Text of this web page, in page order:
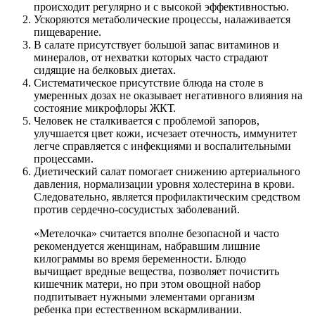
происходит регулярно и с высокой эффективностью.
Ускоряются метаболические процессы, налаживается
пищеварение.
В салате присутствует большой запас витаминов и
минералов, от нехватки которых часто страдают
сидящие на белковых диетах.
Систематическое присутствие блюда на столе в
умеренных дозах не оказывает негативного влияния на
состояние микрофлоры ЖКТ.
Человек не сталкивается с проблемой запоров,
улучшается цвет кожи, исчезает отечность, иммунитет
легче справляется с инфекциями и воспалительными
процессами.
Диетический салат помогает снижению артериального
давления, нормализации уровня холестерина в крови.
Следовательно, является профилактическим средством
против сердечно-сосудистых заболеваний.
«Метелочка» считается вполне безопасной и часто
рекомендуется женщинам, набравшим лишние
килограммы во время беременности. Блюдо
вычищает вредные вещества, позволяет почистить
кишечник матери, но при этом овощной набор
подпитывает нужными элементами организм
ребенка при естественном вскармливании.